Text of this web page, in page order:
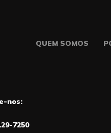
QUEM SOMOS
nos:
7250